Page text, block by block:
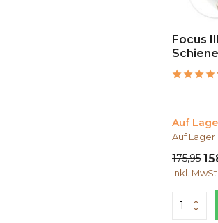
Focus
Auf
Auf Lager
175,95
Inkl. MwSt.